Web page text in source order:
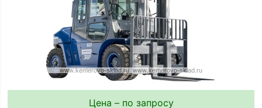
Цена – по запросу